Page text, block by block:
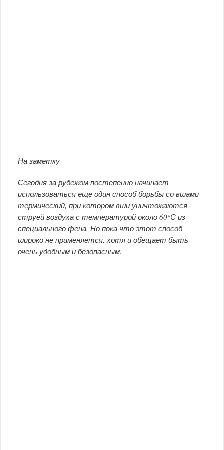
На заметку
Сегодня за рубежом постепенно начинает
использоваться еще один способ борьбы со вшами —
термический, при котором вши уничтожаются
струей воздуха с температурой около 60°С из
специального фена. Но пока что этот способ
широко не применяется, хотя и обещает быть
очень удобным и безопасным.